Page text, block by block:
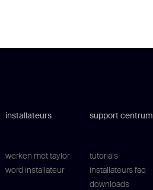
installateurs
werken met taylor
word installateur
support centrum
tutorials
installateurs faq
downloads